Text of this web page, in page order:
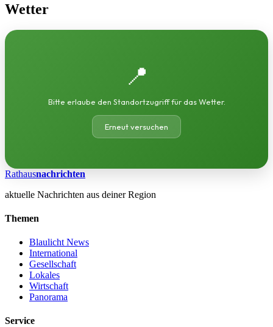
Wetter
📍
Bitte erlaube den Standortzugriff für das Wetter.
Erneut versuchen
Rathausnachrichten
aktuelle Nachrichten aus deiner Region
Themen
Blaulicht News
International
Gesellschaft
Lokales
Wirtschaft
Panorama
Service